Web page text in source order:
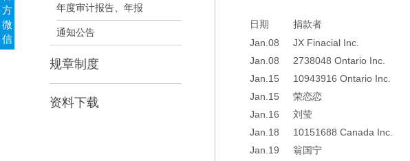
年度审计报告、年报
通知公告
规章制度
资料下载
日期 捐款者
Jan.08
JX Finacial Inc.
Jan.08
2738048 Ontario Inc.
Jan.15
10943916 Ontario Inc.
Jan.15
荣恋恋
Jan.16
刘莹
Jan.18
10151688 Canada Inc.
Jan.19
翁国宁
方
微
信